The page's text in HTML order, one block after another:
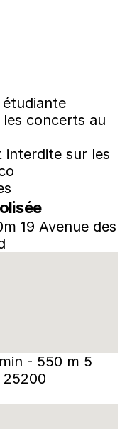
concerts au
sur les
19 Avenue des
- 550 m 5
25200